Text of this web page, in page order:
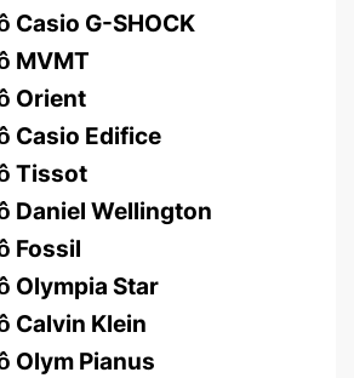
Casio G-SHOCK
MVMT
Orient
Casio Edifice
Tissot
Daniel Wellington
Fossil
Olympia Star
Calvin Klein
Olym Pianus